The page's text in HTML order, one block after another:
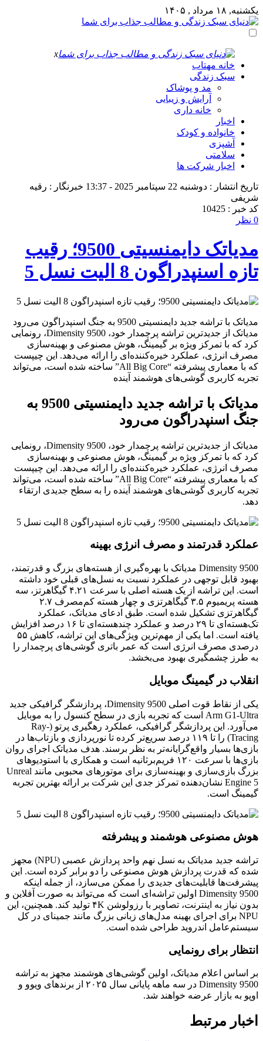
یکشنبه, ۱۸ مرداد , ۱۴۰۵
x
خانه مهتاب
سبک زندگی
مد و پوشاک
آرایش و زیبایی
خانه داری
اخبار
خانواده و کودک
آشپزی
سلامتی
اخبار شرکت ها
تاریخ انتشار : دوشنبه 22 سپتامبر 2025 - 13:37
خبرنگار : رقیه
شریفی
کد خبر : 10425
0 نظر
مدیاتک دایمنسیتی 9500؛ رقیب
تازه اسنپدراگون 8 الیت نسل 5
مدیاتک با تراشه جدید دایمنسیتی 9500 به جنگ اسنپدراگون می‌رود
مدیاتک از جدیدترین تراشه پرچمدار خود، Dimensity 9500، رونمایی
کرد که با تمرکز ویژه بر گیمینگ، هوش مصنوعی و بهینه‌سازی
مصرف انرژی، عملکرد خیره‌کننده‌ای را ارائه می‌دهد. این چیپست
که با معماری پیشرفته “All Big Core” ساخته شده است، می‌تواند
تجربه کاربری گوشی‌های هوشمند آینده
مدیاتک با تراشه جدید دایمنسیتی 9500 به
جنگ اسنپدراگون می‌رود
مدیاتک از جدیدترین تراشه پرچمدار خود، Dimensity 9500، رونمایی
کرد که با تمرکز ویژه بر گیمینگ، هوش مصنوعی و بهینه‌سازی
مصرف انرژی، عملکرد خیره‌کننده‌ای را ارائه می‌دهد. این چیپست
که با معماری پیشرفته “All Big Core” ساخته شده است، می‌تواند
تجربه کاربری گوشی‌های هوشمند آینده را به سطح جدیدی ارتقاء
دهد.
عملکرد قدرتمند و مصرف انرژی بهینه
Dimensity 9500 مدیاتک با بهره‌گیری از هسته‌های بزرگ و قدرتمند،
بهبود قابل توجهی در عملکرد نسبت به نسل‌های قبلی خود داشته
است. این تراشه از یک هسته اصلی با سرعت ۴.۲۱ گیگاهرتز، سه
هسته پریمیوم ۳.۵ گیگاهرتزی و چهار هسته کم‌مصرف ۲.۷
گیگاهرتزی تشکیل شده است. طبق ادعای مدیاتک، عملکرد
تک‌هسته‌ای تا ۲۹ درصد و عملکرد چندهسته‌ای تا ۱۶ درصد افزایش
یافته است. اما یکی از مهم‌ترین ویژگی‌های این تراشه، کاهش ۵۵
درصدی مصرف انرژی است که عمر باتری گوشی‌های پرچمدار را
به طرز چشمگیری بهبود می‌بخشد.
انقلاب در گیمینگ موبایل
یکی از نقاط قوت اصلی Dimensity 9500، پردازشگر گرافیکی جدید
Arm G1-Ultra است که تجربه بازی در سطح کنسول را به موبایل
می‌آورد. این پردازشگر گرافیکی، عملکرد رهگیری پرتو (Ray-
Tracing) را تا ۱۱۹ درصد سریع‌تر کرده تا نورپردازی و بازتاب‌ها در
بازی‌ها بسیار واقع‌گرایانه‌تر به نظر برسند. هدف مدیاتک اجرای روان
بازی‌ها با سرعت ۱۲۰ فریم‌برثانیه است و همکاری با استودیوهای
بزرگ بازی‌سازی و بهینه‌سازی برای موتورهای محبوبی مانند Unreal
Engine 5 نشان‌دهنده تمرکز جدی این شرکت بر ارائه بهترین تجربه
گیمینگ است.
هوش مصنوعی هوشمند و پیشرفته
تراشه جدید مدیاتک به نسل نهم واحد پردازش عصبی (NPU) مجهز
شده که قدرت پردازش هوش مصنوعی را دو برابر کرده است. این
پیشرفت‌ها قابلیت‌های جدیدی را ممکن می‌سازد، از جمله اینکه
Dimensity 9500 اولین تراشه‌ای است که می‌تواند به صورت آفلاین و
بدون نیاز به اینترنت، تصاویر با رزولوشن ۴K تولید کند. همچنین، این
NPU برای اجرای بهینه مدل‌های زبانی بزرگ مانند جمینای در کل
سیستم‌عامل اندروید طراحی شده است.
انتظار برای رونمایی
بر اساس اعلام مدیاتک، اولین گوشی‌های هوشمند مجهز به تراشه
Dimensity 9500 در سه ماهه پایانی سال ۲۰۲۵ از برندهای ویوو و
اوپو به بازار عرضه خواهند شد.
اخبار مرتبط